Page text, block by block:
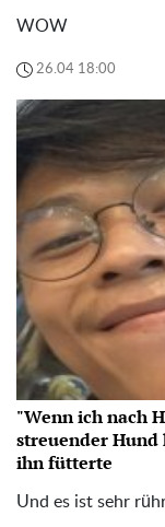
WOW
26.04 18:00
"Wenn ich nach
streuender
ihn fütterte
Und es ist sehr